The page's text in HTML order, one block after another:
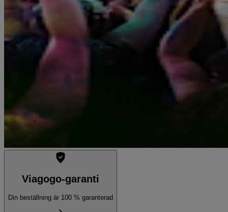
Viagogo-garanti
Din beställning är 100 % garanterad